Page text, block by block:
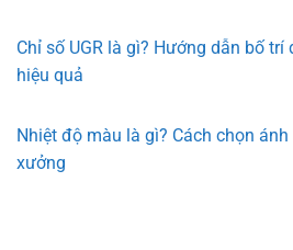
Chỉ số UGR là gì? Hướng dẫn bố trí
hiệu quả
Nhiệt độ màu là gì? Cách chọn
xưởng